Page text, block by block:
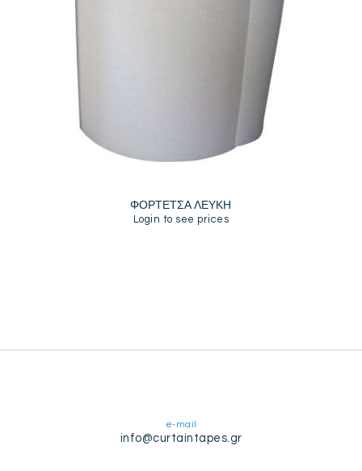
ΦΟΡΤΕΤΣΑ ΛΕΥΚΗ
Login to see prices
e-mail
info@curtaintapes.gr